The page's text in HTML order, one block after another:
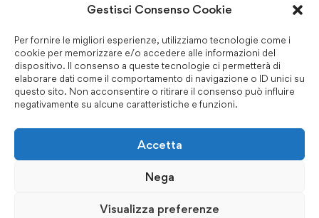
Gestisci Consenso Cookie
Per fornire le migliori esperienze, utilizziamo tecnologie come i
cookie per memorizzare e/o accedere alle informazioni del
dispositivo. Il consenso a queste tecnologie ci permetterà di
elaborare dati come il comportamento di navigazione o ID unici su
questo sito. Non acconsentire o ritirare il consenso può influire
negativamente su alcune caratteristiche e funzioni.
Accetta
Nega
Visualizza preferenze